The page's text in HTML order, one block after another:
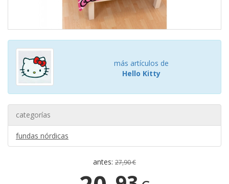
más artículos de
Hello Kitty
categorías
fundas nórdicas
antes: 27,90 €